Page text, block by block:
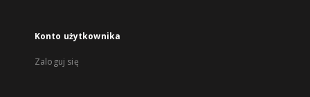
Konto użytkownika
Zaloguj się